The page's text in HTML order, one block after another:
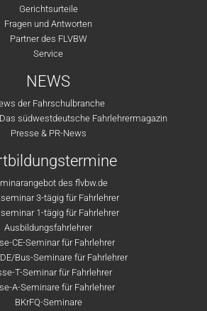
Gerichtsurteile
Fragen und Antworten
Partner des FLVBW
Service
NEWS
der Fahrschulbranche
südwestdeutsche Fahrlehrermagazin
Presse & PR-News
des flvbw.de
3-tägig für Fahrlehrer
1-tägig für Fahrlehrer
Ausbildungsfahrlehrer
CE-Seminar für Fahrlehrer
Bus-Seminare für Fahrlehrer
T-Seminar für Fahrlehrer
A-Seminare für Fahrlehrer
BKrFQ-Seminare